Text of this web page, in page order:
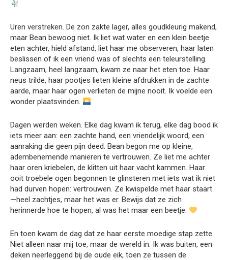
Uren verstreken. De zon zakte lager, alles goudkleurig makend,
maar Bean bewoog niet. Ik liet wat water en een klein beetje
eten achter, hield afstand, liet haar me observeren, haar laten
beslissen of ik een vriend was of slechts een teleurstelling.
Langzaam, heel langzaam, kwam ze naar het eten toe. Haar
neus trilde, haar pootjes lieten kleine afdrukken in de zachte
aarde, maar haar ogen verlieten de mijne nooit. Ik voelde een
wonder plaatsvinden.
Dagen werden weken. Elke dag kwam ik terug, elke dag bood ik
iets meer aan: een zachte hand, een vriendelijk woord, een
aanraking die geen pijn deed. Bean begon me op kleine,
adembenemende manieren te vertrouwen. Ze liet me achter
haar oren kriebelen, de klitten uit haar vacht kammen. Haar
ooit troebele ogen begonnen te glinsteren met iets wat ik niet
had durven hopen: vertrouwen. Ze kwispelde met haar staart
—heel zachtjes, maar het was er. Bewijs dat ze zich
herinnerde hoe te hopen, al was het maar een beetje.
En toen kwam de dag dat ze haar eerste moedige stap zette.
Niet alleen naar mij toe, maar de wereld in. Ik was buiten, een
deken neerleggend bij de oude eik, toen ze tussen de